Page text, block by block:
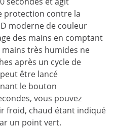
protection contre la
moderne de couleur
des mains en comptant
très humides ne
après un cycle de
être lancé
le bouton
vous pouvez
froid, chaud étant indiqué
un point vert.